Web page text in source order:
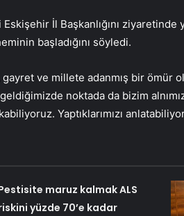
İl Başkanlığını ziyaretinde
başladığını söyledi.
ve millete adanmış bir ömür
noktada da bizim
Yaptıklarımızı
maruz kalmak ALS
yüzde 70’e kadar